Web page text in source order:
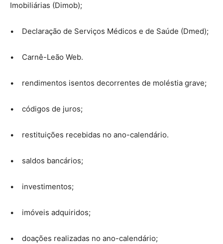
Imobiliárias (Dimob);
• Declaração de Serviços Médicos e de Saúde (Dmed);
• Carnê-Leão Web.
• rendimentos isentos decorrentes de moléstia grave;
• códigos de juros;
• restituições recebidas no ano-calendário.
• saldos bancários;
• investimentos;
• imóveis adquiridos;
• doações realizadas no ano-calendário;